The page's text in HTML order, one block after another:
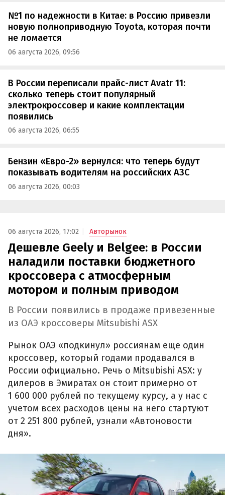
№1 по надежности в Китае: в Россию привезли
новую полноприводную Toyota, которая почти
не ломается
06 августа 2026, 09:56
В России переписали прайс-лист Avatr 11:
сколько теперь стоит популярный
электрокроссовер и какие комплектации
появились
06 августа 2026, 06:55
Бензин «Евро-2» вернулся: что теперь будут
показывать водителям на российских АЗС
06 августа 2026, 00:03
06 августа 2026, 17:02 Авторынок
Дешевле Geely и Belgee: в России
наладили поставки бюджетного
кроссовера с атмосферным
мотором и полным приводом
В России появились в продаже привезенные
из ОАЭ кроссоверы Mitsubishi ASX
Рынок ОАЭ «подкинул» россиянам еще один
кроссовер, который годами продавался в
России официально. Речь о Mitsubishi ASX: у
дилеров в Эмиратах он стоит примерно от
1 600 000 рублей по текущему курсу, а у нас с
учетом всех расходов цены на него стартуют
от 2 251 800 рублей, узнали «Автоновости
дня».